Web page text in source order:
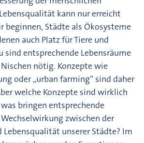
kann nur erreicht
beginnen, Städte als Ökosysteme
auch Platz für Tiere und
sind entsprechende Lebensräume
nötig. Konzepte wie
oder „urban farming“ sind daher
welche Konzepte sind wirklich
bringen entsprechende
zwischen der
unserer Städte? Im